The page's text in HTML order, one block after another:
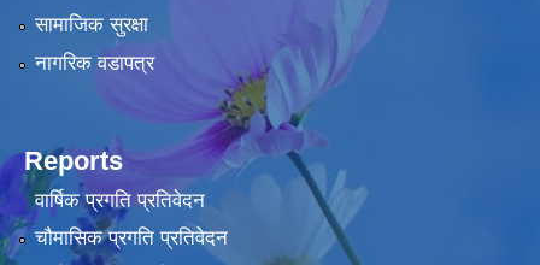
सामाजिक सुरक्षा
नागरिक वडापत्र
Reports
वार्षिक प्रगति प्रतिवेदन
चौमासिक प्रगति प्रतिवेदन